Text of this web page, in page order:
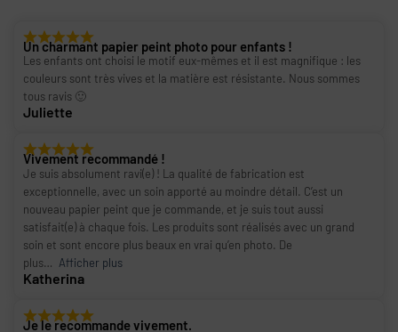
Un charmant papier peint photo pour enfants !
Les enfants ont choisi le motif eux-mêmes et il est magnifique : les
couleurs sont très vives et la matière est résistante. Nous sommes
tous ravis 🙂
Juliette
Vivement recommandé !
Je suis absolument ravi(e) ! La qualité de fabrication est
exceptionnelle, avec un soin apporté au moindre détail. C’est un
nouveau papier peint que je commande, et je suis tout aussi
satisfait(e) à chaque fois. Les produits sont réalisés avec un grand
soin et sont encore plus beaux en vrai qu’en photo. De
plus
Afficher plus
Katherina
Je le recommande vivement.